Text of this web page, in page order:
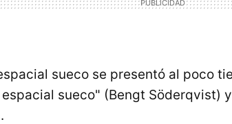
sueco se presentó al poco
sueco" (Bengt Söderqvist)